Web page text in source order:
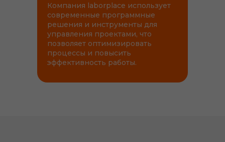
Компания laborplace использует
современные программные
решения и инструменты для
управления проектами, что
позволяет оптимизировать
процессы и повысить
эффективность работы.